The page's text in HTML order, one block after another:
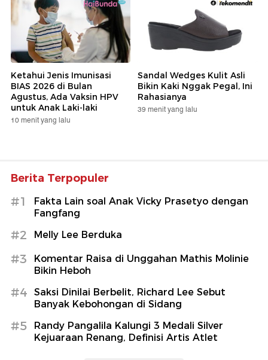
Ketahui Jenis Imunisasi
BIAS 2026 di Bulan
Agustus, Ada Vaksin HPV
untuk Anak Laki-laki
10 menit yang lalu
Sandal Wedges Kulit Asli
Bikin Kaki Nggak Pegal, Ini
Rahasianya
39 menit yang lalu
Berita Terpopuler
#1
Fakta Lain soal Anak Vicky Prasetyo dengan
Fangfang
#2 Melly Lee Berduka
#3
Komentar Raisa di Unggahan Mathis Molinie
Bikin Heboh
#4
Saksi Dinilai Berbelit, Richard Lee Sebut
Banyak Kebohongan di Sidang
#5
Randy Pangalila Kalungi 3 Medali Silver
Kejuaraan Renang, Definisi Artis Atlet